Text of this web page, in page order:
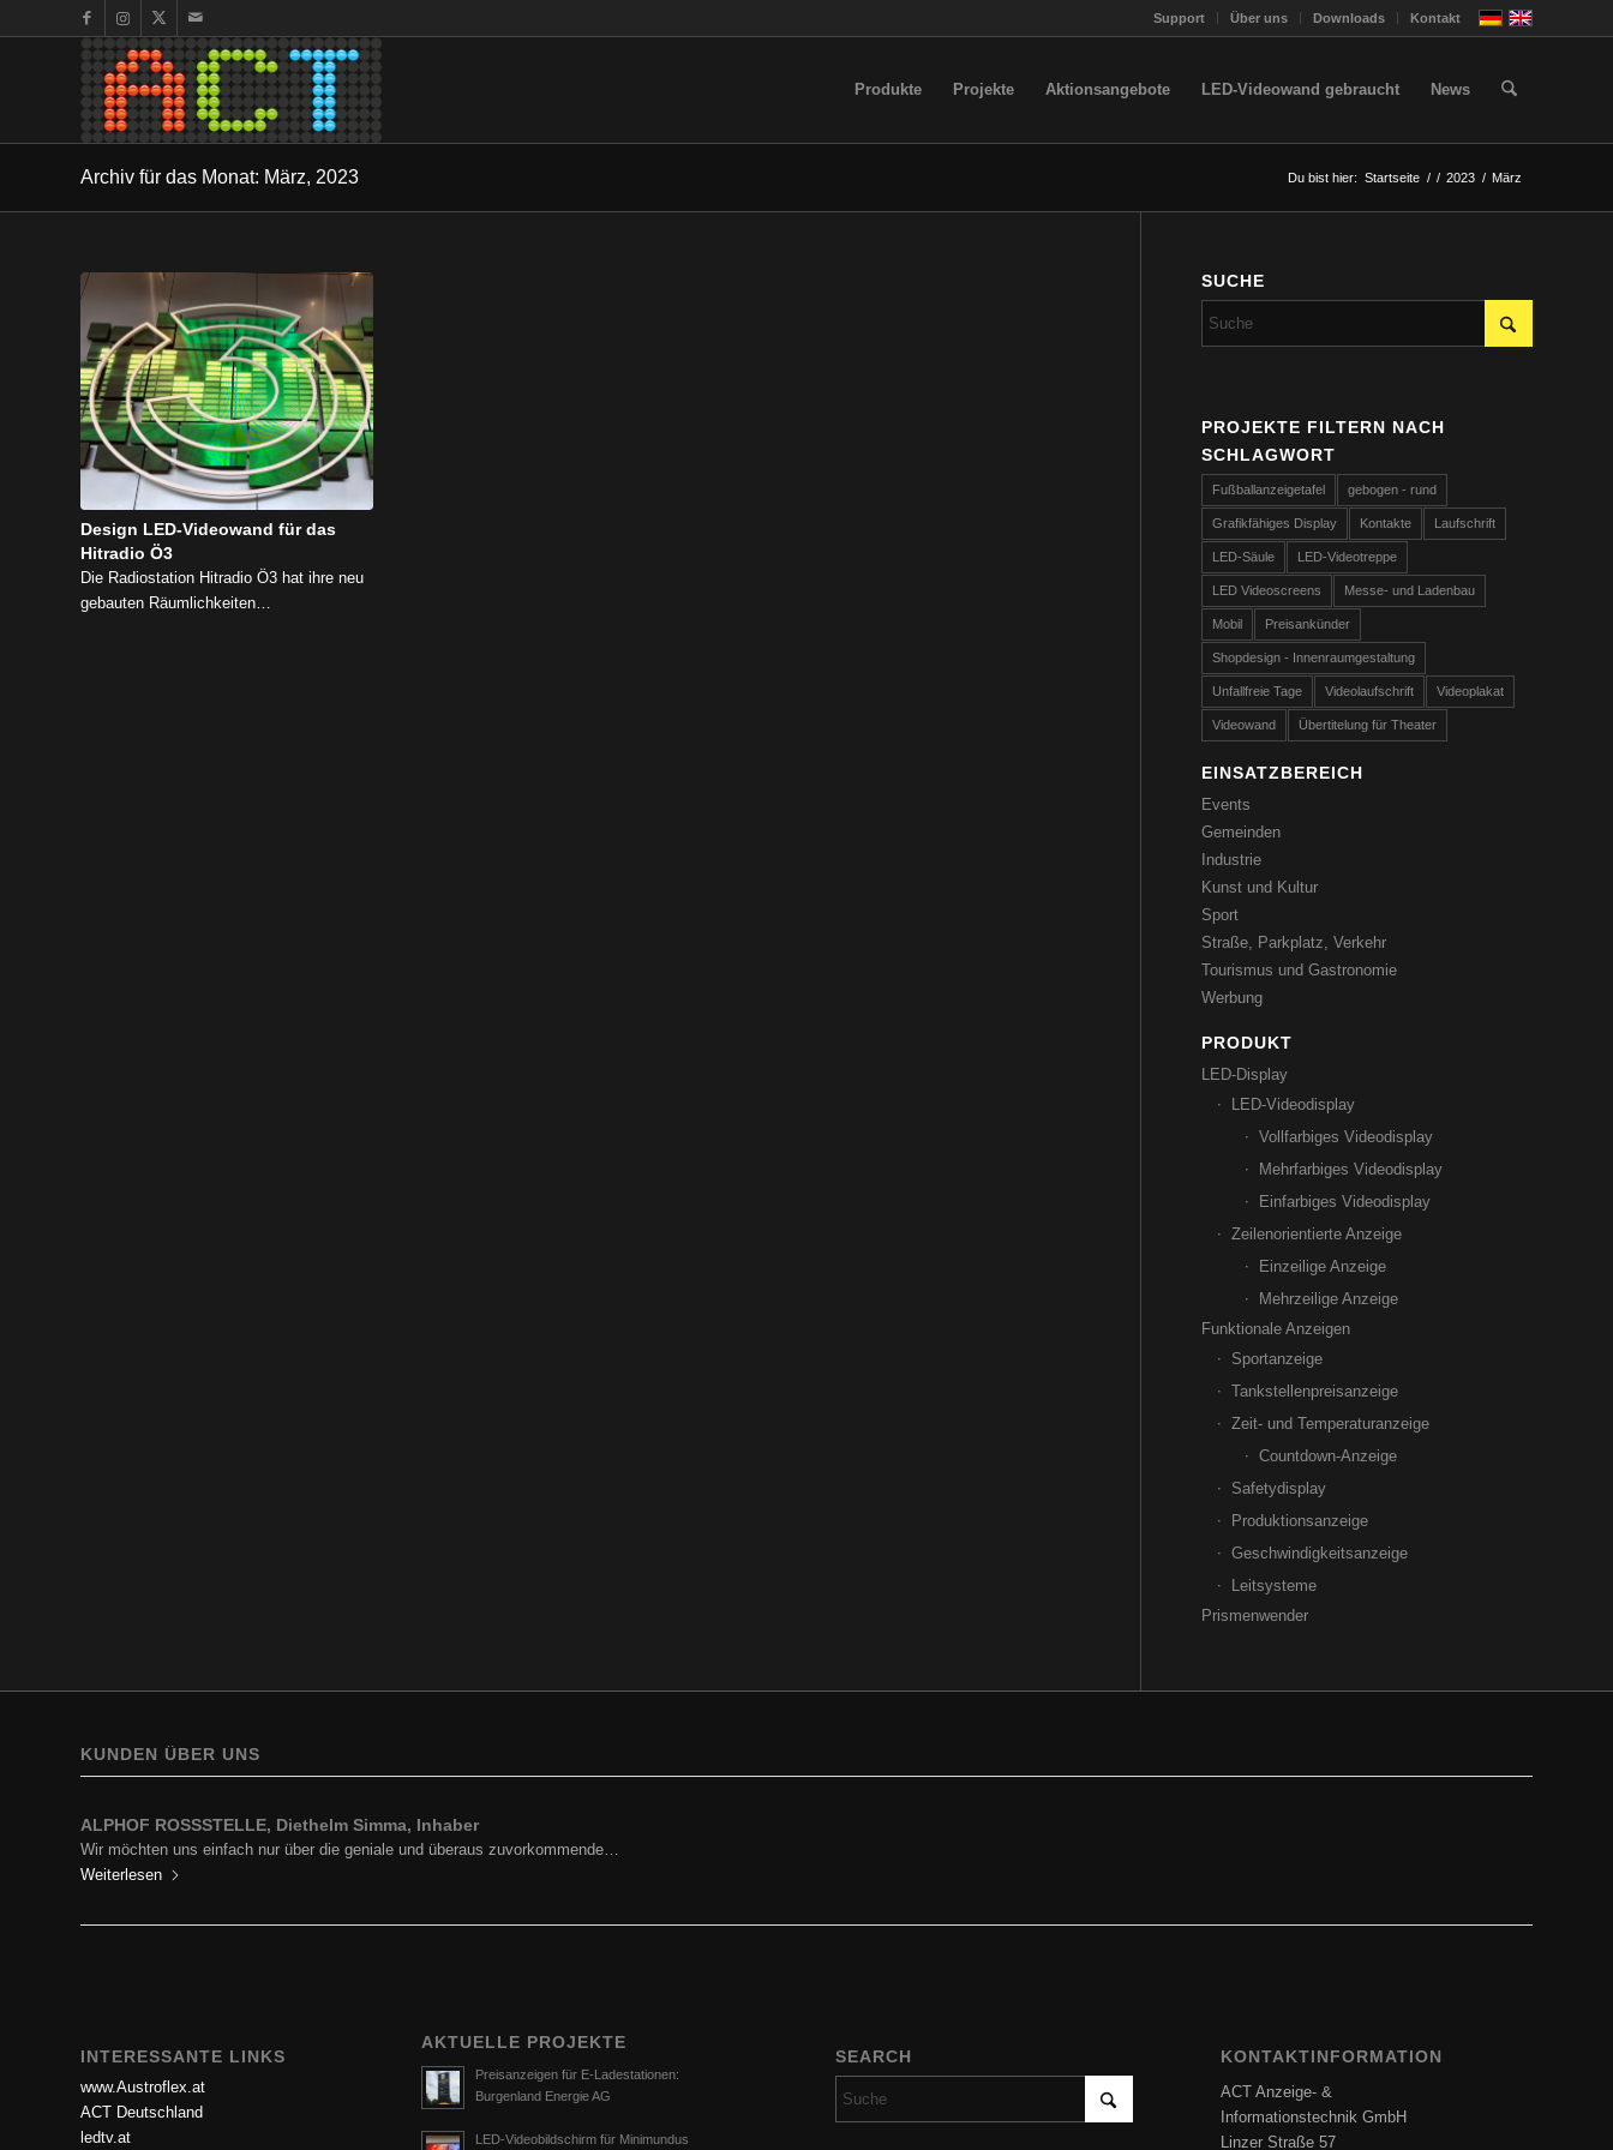
Support Über uns Downloads Kontakt
Produkte Projekte Aktionsangebote LED-Videowand gebraucht News
Archiv für das Monat: März, 2023 Du bist hier: Startseite / / 2023 / März
Design LED-Videowand für das
Hitradio Ö3
Die Radiostation Hitradio Ö3 hat ihre neu
gebauten Räumlichkeiten…
SUCHE
PROJEKTE FILTERN NACH
SCHLAGWORT
Fußballanzeigetafel gebogen - rund
Grafikfähiges Display Kontakte Laufschrift
LED-Säule LED-Videotreppe
LED Videoscreens Messe- und Ladenbau
Mobil Preisankünder
Shopdesign - Innenraumgestaltung
Unfallfreie Tage Videolaufschrift Videoplakat
Videowand Übertitelung für Theater
EINSATZBEREICH
Events
Gemeinden
Industrie
Kunst und Kultur
Sport
Straße, Parkplatz, Verkehr
Tourismus und Gastronomie
Werbung
PRODUKT
LED-Display
LED-Videodisplay
Vollfarbiges Videodisplay
Mehrfarbiges Videodisplay
Einfarbiges Videodisplay
Zeilenorientierte Anzeige
Einzeilige Anzeige
Mehrzeilige Anzeige
Funktionale Anzeigen
Sportanzeige
Tankstellenpreisanzeige
Zeit- und Temperaturanzeige
Countdown-Anzeige
Safetydisplay
Produktionsanzeige
Geschwindigkeitsanzeige
Leitsysteme
Prismenwender
KUNDEN ÜBER UNS
ALPHOF ROSSSTELLE, Diethelm Simma, Inhaber
Wir möchten uns einfach nur über die geniale und überaus zuvorkommende…
Weiterlesen
INTERESSANTE LINKS
www.Austroflex.at
ACT Deutschland
ledtv.at
AKTUELLE PROJEKTE
Preisanzeigen für E-Ladestationen:
Burgenland Energie AG
LED-Videobildschirm für Minimundus
SEARCH KONTAKTINFORMATION
ACT Anzeige- &
Informationstechnik GmbH
Linzer Straße 57